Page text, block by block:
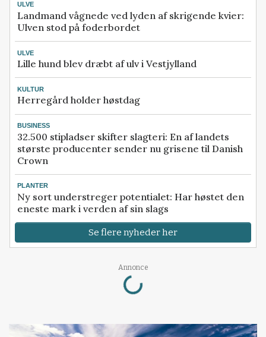
ULVE
Landmand vågnede ved lyden af skrigende kvier:
Ulven stod på foderbordet
ULVE
Lille hund blev dræbt af ulv i Vestjylland
KULTUR
Herregård holder høstdag
BUSINESS
32.500 stipladser skifter slagteri: En af landets
største producenter sender nu grisene til Danish
Crown
PLANTER
Ny sort understreger potentialet: Har høstet den
eneste mark i verden af sin slags
Se flere nyheder her
Annonce
Loading...